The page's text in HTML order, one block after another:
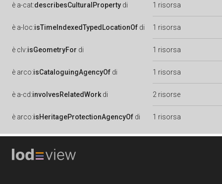
è a-cat:describesCulturalProperty di 1 risorsa
è a-loc:isTimeIndexedTypedLocationOf di 1 risorsa
è clv:isGeometryFor di 1 risorsa
è arco:isCataloguingAgencyOf di 1 risorsa
è a-cd:involvesRelatedWork di 2 risorse
è arco:isHeritageProtectionAgencyOf di 1 risorsa